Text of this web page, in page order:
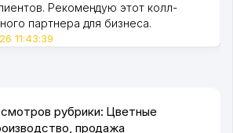
Рекомендую этот колл-
партнера для бизнеса.
11:43:39
рубрики: Цветные
продажа